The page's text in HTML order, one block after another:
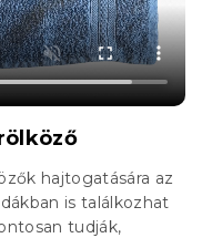
hajtogatására az
is találkozhat
tudják,